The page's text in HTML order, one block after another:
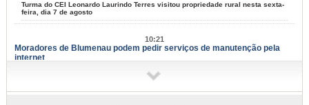
Turma do CEI Leonardo Laurindo Terres visitou propriedade rural nesta sexta-
feira, dia 7 de agosto
10:21
Moradores de Blumenau podem pedir serviços de manutenção pela
internet
Tapa-buracos, roçadas e limpeza urbana podem ser solicitados a partir desta